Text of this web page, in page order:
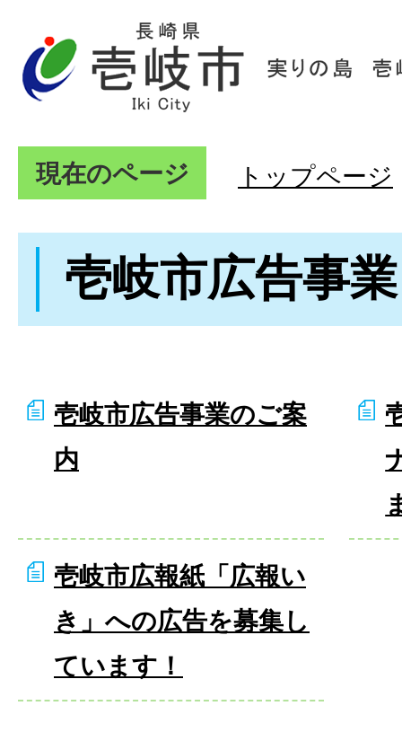
現在のページ トップページ
壱岐市広告事業
壱岐市広告事業のご案
内
壱岐市広報紙「広報い
き」への広告を募集し
ています！